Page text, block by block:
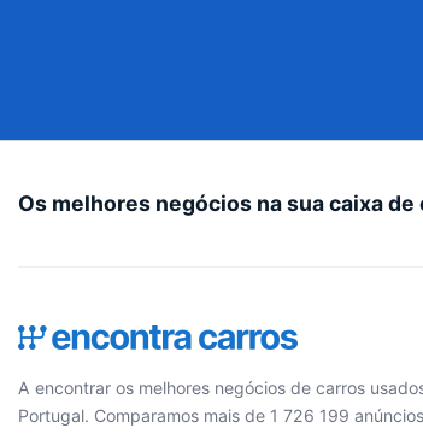
Os melhores negócios na sua caixa de
A encontrar os melhores negócios de carros
Portugal. Comparamos mais de 1 726 199